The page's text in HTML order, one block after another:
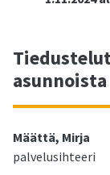
asunnoista
Määttä, Mirja
palvelusihteeri